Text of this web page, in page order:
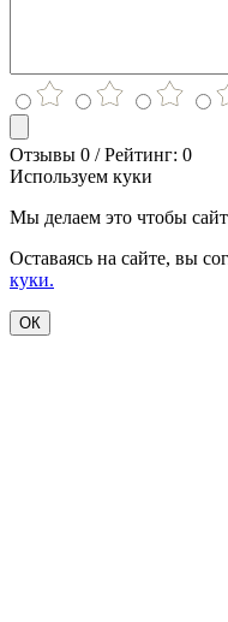
Отзывы 0 / Рейтинг: 0
Используем куки
Мы делаем это чтобы
Оставаясь на сайте, вы
куки.
ОК